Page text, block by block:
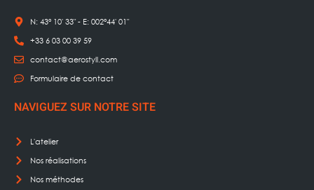
N: 43° 10' 33" - E: 002°44' 01"
+33 6 03 00 39 59
contact@aerostyll.com
Formulaire de contact
NAVIGUEZ SUR NOTRE SITE
L'atelier
Nos réalisations
Nos méthodes